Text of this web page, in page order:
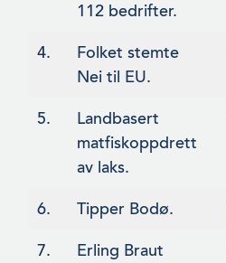
112 bedrifter.
4.
Folket stemte
Nei til EU.
5.
Landbasert
matfiskoppdrett
av laks.
6. Tipper Bodø.
7.
Erling Braut